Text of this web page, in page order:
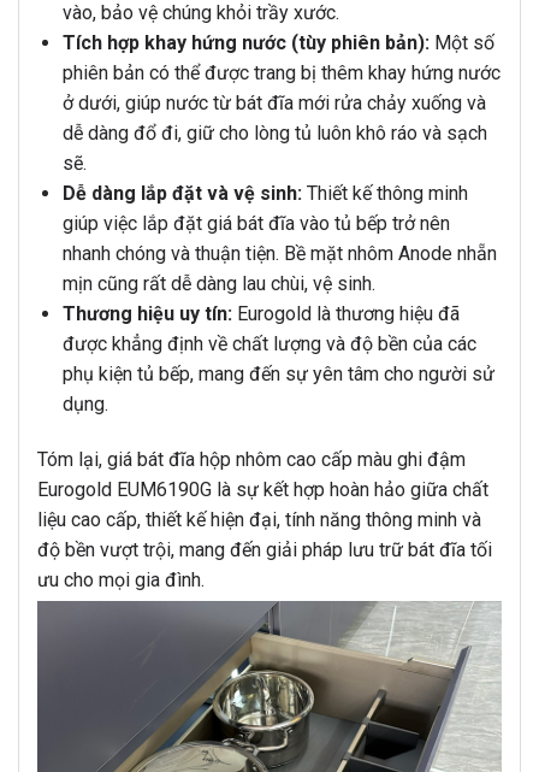
vào, bảo vệ chúng khỏi trầy xước.
Tích hợp khay hứng nước (tùy phiên bản):Một số
phiên bản có thể được trang bị thêm khay hứng nước
ở dưới, giúp nước từ bát đĩa mới rửa chảy xuống và
dễ dàng đổ đi, giữ cho lòng tủ luôn khô ráo và sạch
sẽ.
Dễ dàng lắp đặt và vệ sinh:Thiết kế thông minh
giúp việc lắp đặt giá bát đĩa vào tủ bếp trở nên
nhanh chóng và thuận tiện. Bề mặt nhôm Anode nhẵn
mịn cũng rất dễ dàng lau chùi, vệ sinh.
Thương hiệu uy tín:Eurogold là thương hiệu đã
được khẳng định về chất lượng và độ bền của các
phụ kiện tủ bếp, mang đến sự yên tâm cho người sử
dụng.
Tóm lại, giá bát đĩa hộp nhôm cao cấp màu ghi đậm
Eurogold EUM6190G là sự kết hợp hoàn hảo giữa chất
liệu cao cấp, thiết kế hiện đại, tính năng thông minh và
độ bền vượt trội, mang đến giải pháp lưu trữ bát đĩa tối
ưu cho mọi gia đình.